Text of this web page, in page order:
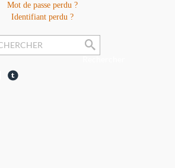
Mot de passe perdu ?
Identifiant perdu ?